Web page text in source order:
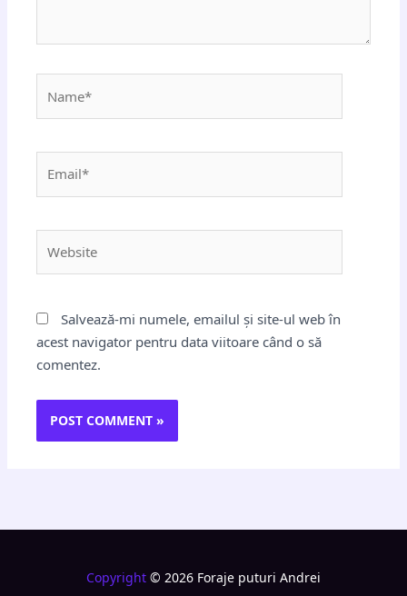
Salvează-mi numele, emailul și site-ul web în
acest navigator pentru data viitoare când o să
comentez.
Copyright © 2026 Foraje puturi Andrei